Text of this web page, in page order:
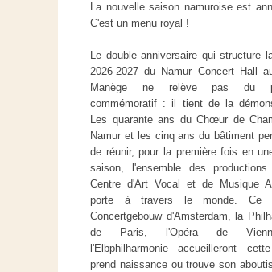
La nouvelle saison namuroise est
C'est un menu royal !
Le double anniversaire qui structure
2026-2027 du Namur Concert Hall
Manège ne relève pas du
commémoratif : il tient de la
Les quarante ans du Chœur de
Namur et les cinq ans du bâtiment
de réunir, pour la première fois en
saison, l'ensemble des
Centre d'Art Vocal et de Musique
porte à travers le monde. Ce
Concertgebouw d'Amsterdam, la
de Paris, l'Opéra de
l'Elbphilharmonie accueilleront
prend naissance ou trouve son